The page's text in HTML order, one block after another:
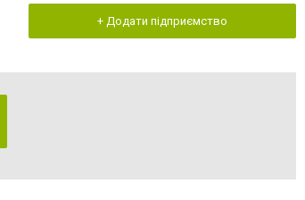
+ Додати підприємство